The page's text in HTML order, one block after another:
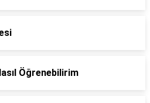
Öğrenebilirim